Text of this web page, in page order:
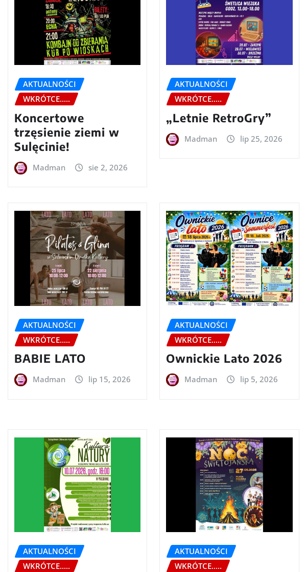
AKTUALNOŚCI
WKRÓTCE.....
Koncertowe
trzęsienie ziemi w
Sulęcinie!
Madman sie 2, 2026
AKTUALNOŚCI
WKRÓTCE.....
„Letnie RetroGry”
Madman lip 25, 2026
AKTUALNOŚCI
WKRÓTCE.....
BABIE LATO
Madman lip 15, 2026
AKTUALNOŚCI
WKRÓTCE.....
Ownickie Lato 2026
Madman lip 5, 2026
AKTUALNOŚCI
WKRÓTCE.....
AKTUALNOŚCI
WKRÓTCE.....